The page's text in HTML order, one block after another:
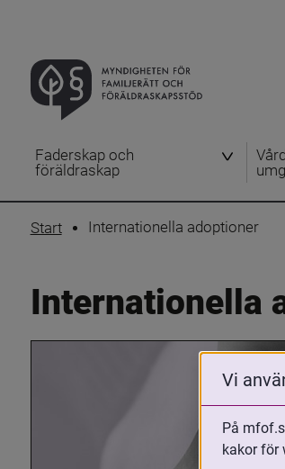
Faderskap och
föräldraskap
Start Internationella adoptioner
Internationella
Vi
På
kakor för